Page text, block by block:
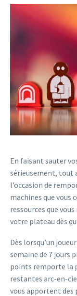
En faisant sauter
sérieusement, tout
l’occasion de
machines que vous
ressources que
votre plateau dès
Dès lorsqu’un
semaine de 7 jours
points remporte la
restantes arc-en-
vous apportent des